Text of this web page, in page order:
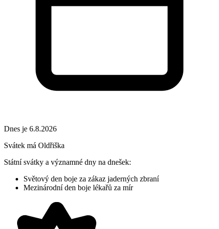
Dnes je 6.8.2026
Svátek má Oldřiška
Státní svátky a významné dny na dnešek:
Světový den boje za zákaz jaderných zbraní
Mezinárodní den boje lékařů za mír